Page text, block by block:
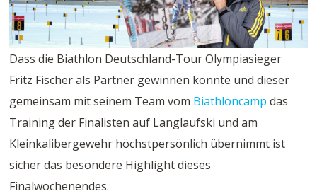
Dass die Biathlon Deutschland-Tour Olympiasieger
Fritz Fischer als Partner gewinnen konnte und dieser
gemeinsam mit seinem Team vom Biathloncamp das
Training der Finalisten auf Langlaufski und am
Kleinkalibergewehr höchstpersönlich übernimmt ist
sicher das besondere Highlight dieses
Finalwochenendes.